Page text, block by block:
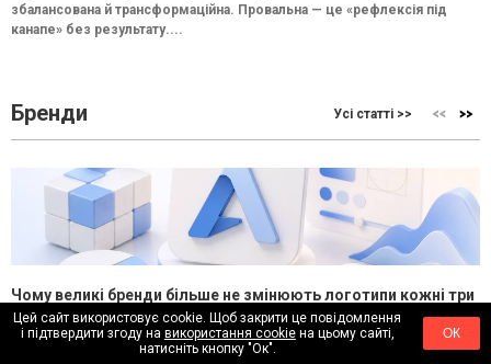
збалансована й трансформаційна. Провальна — це «рефлексія під
канапе» без результату....
Бренди Усі статті >>
Чому великі бренди більше не змінюють логотипи кожні три
роки
Цей сайт використовує cookie. Щоб закрити це повідомлення
і підтвердити згоду на використання cookieна цьому сайті,
натисніть кнопку "Ок".
ОК